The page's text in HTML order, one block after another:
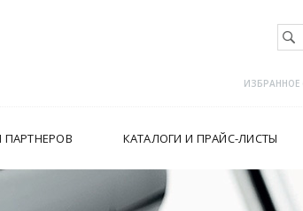
ИЗБРАННОЕ
ПАРТНЕРОВ КАТАЛОГИ И ПРАЙС-ЛИСТЫ